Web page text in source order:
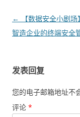
文章导航
←
【数据安全小剧
智造企业的终端安全
发表回复
您的电子邮箱地址不
评论 *